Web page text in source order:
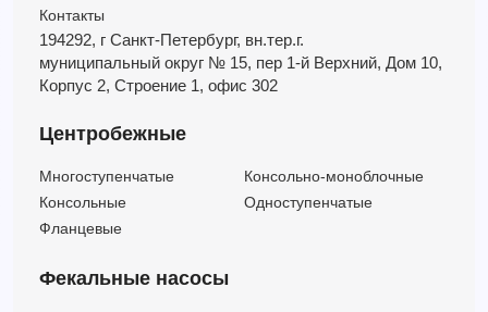
Контакты
194292, г Санкт-Петербург, вн.тер.г.
муниципальный округ № 15, пер 1-й Верхний, Дом 10,
Корпус 2, Строение 1, офис 302
Центробежные
Многоступенчатые
Консольно-моноблочные
Консольные
Одноступенчатые
Фланцевые
Фекальные насосы